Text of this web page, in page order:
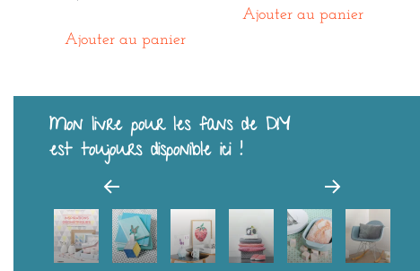
Ajouter au panier
Ajouter au panier
Mon livre pour les fans de DIY
est toujours disponible ici !